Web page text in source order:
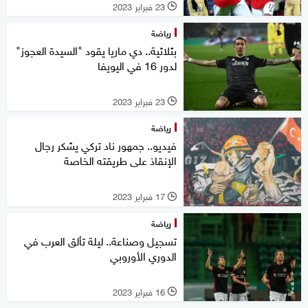
l 23 فبراير 2023
رياضة
بثلاثية.. دي ماريا يقود "السيدة العجوز"
لدور 16 في اليويفا
l 23 فبراير 2023
رياضة
فيديو.. جمهور ناد تركي يشكر رجال
الإنقاذ على طريقته الخاصة
l 17 فبراير 2023
رياضة
تسجيل وصناعة.. ليلة تألق العرب في
الدوري الأوروبي
l 16 فبراير 2023